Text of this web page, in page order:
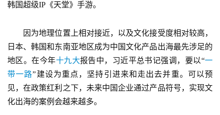
韩国超级IP《天堂》手游。
因为地理位置上相对接近，以及文化接受度相对较高，
日本、韩国和东南亚地区成为中国文化产品出海最先涉足的
地区。在今年十九大报告中，习近平总书记强调，要以“一
带一路”建设为重点，坚持引进来和走出去并重。可以预
见，在政策红利之下，未来中国企业通过产品符号，实现文
化出海的案例会越来越多。